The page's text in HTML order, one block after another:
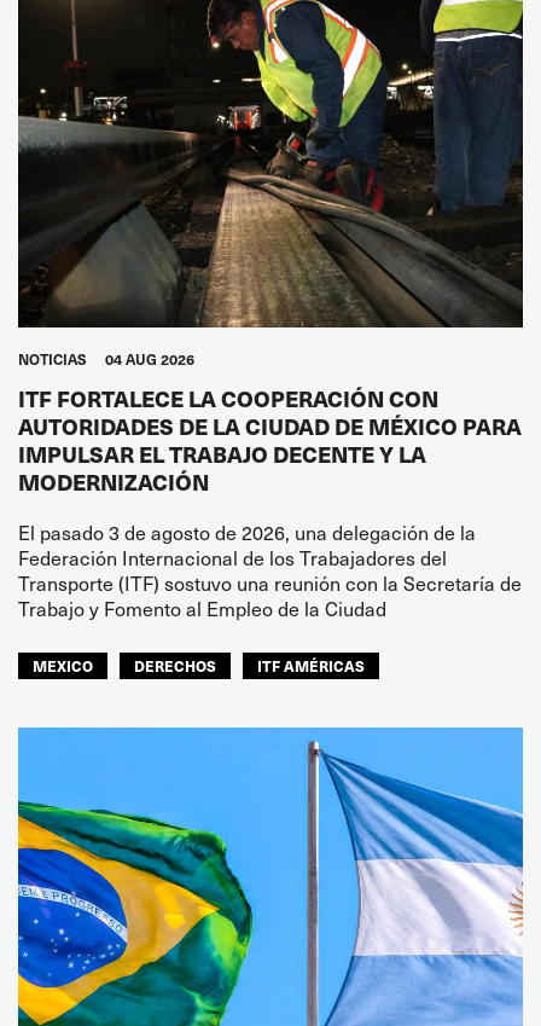
NOTICIAS 04 AUG 2026
ITF FORTALECE LA COOPERACIÓN CON
AUTORIDADES DE LA CIUDAD DE MÉXICO PARA
IMPULSAR EL TRABAJO DECENTE Y LA
MODERNIZACIÓN
El pasado 3 de agosto de 2026, una delegación de la
Federación Internacional de los Trabajadores del
Transporte (ITF) sostuvo una reunión con la Secretaría de
Trabajo y Fomento al Empleo de la Ciudad
MEXICO DERECHOS ITF AMÉRICAS